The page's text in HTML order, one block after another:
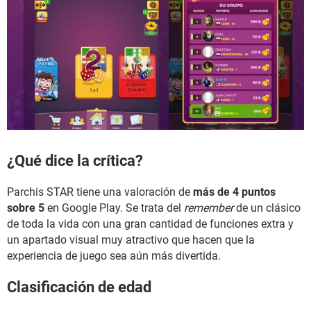
¿Qué dice la crítica?
Parchis STAR tiene una valoración de más de 4 puntos
sobre 5 en Google Play. Se trata del rememberde un clásico
de toda la vida con una gran cantidad de funciones extra y
un apartado visual muy atractivo que hacen que la
experiencia de juego sea aún más divertida.
Clasificación de edad